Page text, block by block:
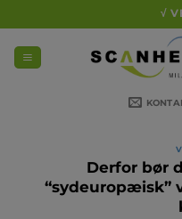
√
Derfor bør
“sydeuropæisk”